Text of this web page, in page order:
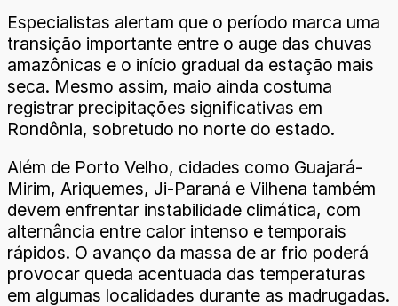
Especialistas alertam que o período marca uma
transição importante entre o auge das chuvas
amazônicas e o início gradual da estação mais
seca. Mesmo assim, maio ainda costuma
registrar precipitações significativas em
Rondônia, sobretudo no norte do estado.
Além de Porto Velho, cidades como Guajará-
Mirim, Ariquemes, Ji-Paraná e Vilhena também
devem enfrentar instabilidade climática, com
alternância entre calor intenso e temporais
rápidos. O avanço da massa de ar frio poderá
provocar queda acentuada das temperaturas
em algumas localidades durante as madrugadas.